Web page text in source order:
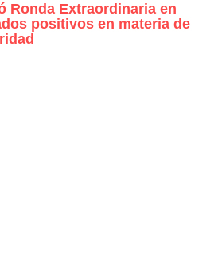
Ronda Extraordinaria en
positivos en materia de